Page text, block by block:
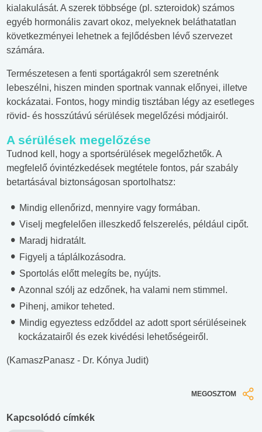
kialakulását. A szerek többsége (pl. szteroidok) számos
egyéb hormonális zavart okoz, melyeknek beláthatatlan
következményei lehetnek a fejlődésben lévő szervezet
számára.
Természetesen a fenti sportágakról sem szeretnénk
lebeszélni, hiszen minden sportnak vannak előnyei, illetve
kockázatai. Fontos, hogy mindig tisztában légy az esetleges
rövid- és hosszútávú sérülések megelőzési módjairól.
A sérülések megelőzése
Tudnod kell, hogy a sportsérülések megelőzhetők. A
megfelelő óvintézkedések megtétele fontos, pár szabály
betartásával biztonságosan sportolhatsz:
Mindig ellenőrizd, mennyire vagy formában.
Viselj megfelelően illeszkedő felszerelés, például cipőt.
Maradj hidratált.
Figyelj a táplálkozásodra.
Sportolás előtt melegíts be, nyújts.
Azonnal szólj az edzőnek, ha valami nem stimmel.
Pihenj, amikor teheted.
Mindig egyeztess edződdel az adott sport sérüléseinek
kockázatairől és ezek kivédési lehetőségeiről.
(KamaszPanasz - Dr. Kónya Judit)
MEGOSZTOM
Kapcsolódó címkék